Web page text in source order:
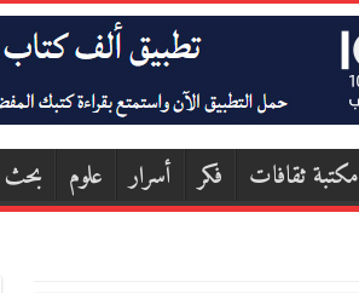
مكتبة ثقافات فكر أسرار علوم بحث